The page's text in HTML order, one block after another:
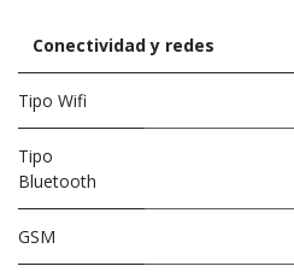
Conectividad y redes
Tipo Wifi
Tipo
Bluetooth
GSM